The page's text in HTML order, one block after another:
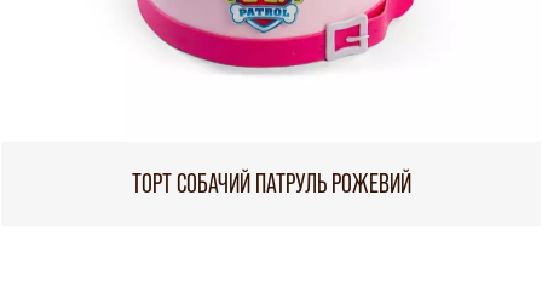
ТОРТ СОБАЧИЙ ПАТРУЛЬ РОЖЕВИЙ